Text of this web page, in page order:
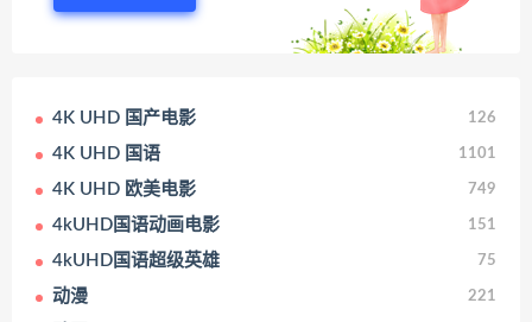
4K UHD 国产电影 126
4K UHD 国语 1101
4K UHD 欧美电影 749
4kUHD国语动画电影 151
4kUHD国语超级英雄 75
动漫 221